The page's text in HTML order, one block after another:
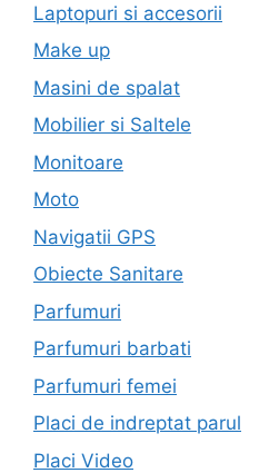
Laptopuri si accesorii
Make up
Masini de spalat
Mobilier si Saltele
Monitoare
Moto
Navigatii GPS
Obiecte Sanitare
Parfumuri
Parfumuri barbati
Parfumuri femei
Placi de indreptat parul
Placi Video